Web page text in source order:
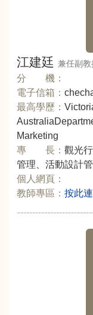
江建廷 兼任副教
分 機：
電子信箱：
最高學歷：
Marketing
專 長： 觀光
管理、活動設計
個人網頁：
教師專區： 按此